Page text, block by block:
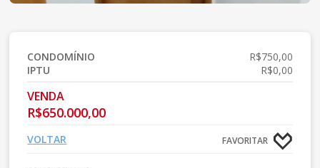
CONDOMÍNIO
R$750,00
IPTU
R$0,00
VENDA
R$650.000,00
FAVORITAR
VOLTAR